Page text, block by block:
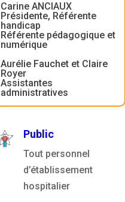
Carine ANCIAUX
Présidente, Référente
handicap
Référente pédagogique et
numérique
Aurélie Fauchet et Claire
Royer
Assistantes
administratives
Public
Tout personnel
d’établissement
hospitalier